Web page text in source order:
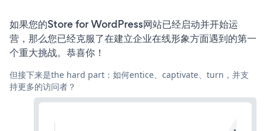
如果您的Store for WordPress网站已经启动并开始运
营，那么您已经克服了在建立企业在线形象方面遇到的第一
个重大挑战。恭喜你！
但接下来是the hard part：如何entice、captivate、turn，并支
持更多的访问者？